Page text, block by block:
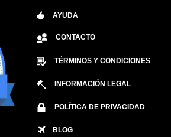
AYUDA
CONTACTO
TÉRMINOS Y CONDICIONES
INFORMACIÓN LEGAL
POLÍTICA DE PRIVACIDAD
BLOG